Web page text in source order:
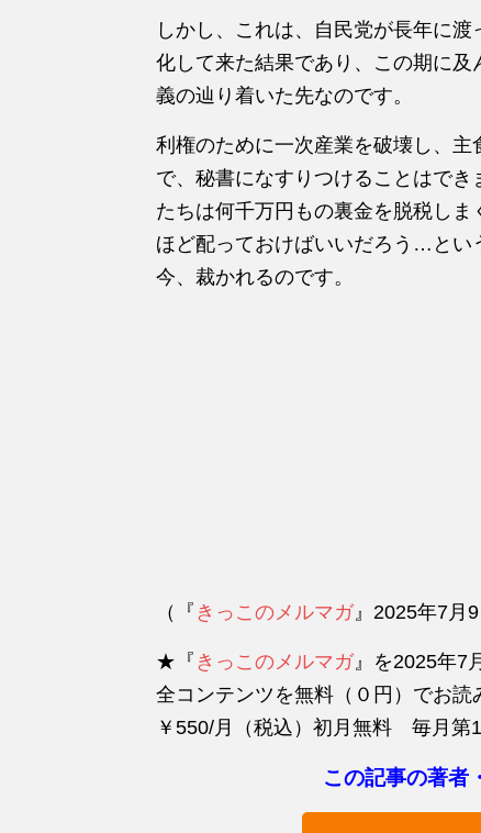
しかし、これは、自民党が長年に
化して来た結果であり、この期に
義の辿り着いた先なのです。
利権のために一次産業を破壊し、
で、秘書になすりつけることはで
たちは何千万円もの裏金を脱税し
ほど配っておけばいいだろう…とい
今、裁かれるのです。
（『 きっこのメルマガ』2025年7月
★『 きっこのメルマガ』を2025年7
全コンテンツを無料（０円）でお読
￥550/月（税込）初月無料 毎月第
この記事の著者